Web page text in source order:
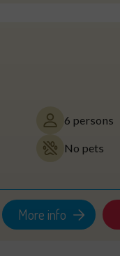
6 persons
No pets
More info